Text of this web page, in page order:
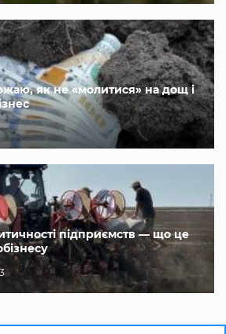
як не «молитися» на дощ і
підприємств — що це